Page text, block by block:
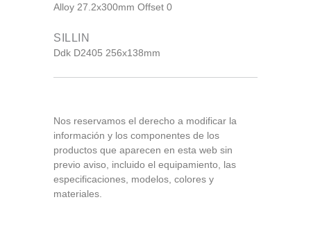
Alloy 27.2x300mm Offset 0
SILLIN
Ddk D2405 256x138mm
Nos reservamos el derecho a modificar la
información y los componentes de los
productos que aparecen en esta web sin
previo aviso, incluido el equipamiento, las
especificaciones, modelos, colores y
materiales.